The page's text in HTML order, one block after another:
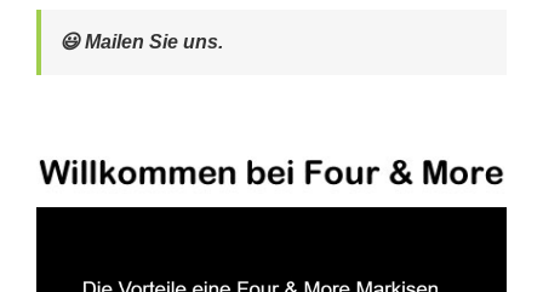
😃 Mailen Sie uns.